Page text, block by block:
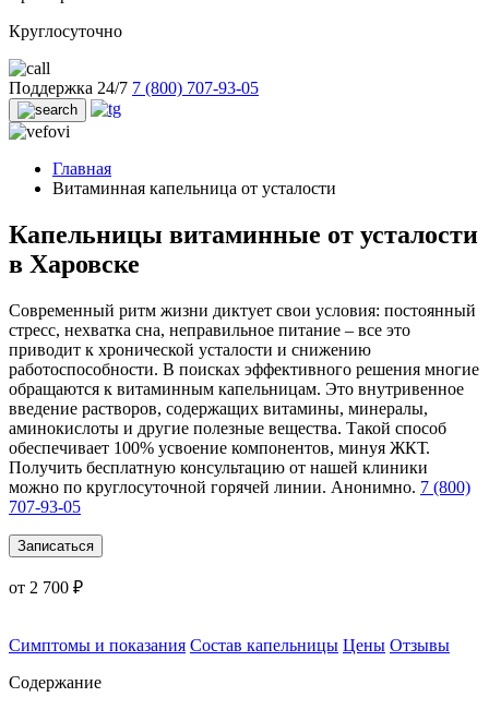
Круглосуточно
Поддержка 24/7 7 (800) 707-93-05
Главная
Витаминная капельница от усталости
Капельницы витаминные от усталости
в Харовске
Современный ритм жизни диктует свои условия: постоянный
стресс, нехватка сна, неправильное питание – все это
приводит к хронической усталости и снижению
работоспособности. В поисках эффективного решения многие
обращаются к витаминным капельницам. Это внутривенное
введение растворов, содержащих витамины, минералы,
аминокислоты и другие полезные вещества. Такой способ
обеспечивает 100% усвоение компонентов, минуя ЖКТ.
Получить бесплатную консультацию от нашей клиники
можно по круглосуточной горячей линии. Анонимно. 7 (800)
707-93-05
Записаться
от 2 700 ₽
Симптомы и показания Состав капельницы Цены Отзывы
Содержание